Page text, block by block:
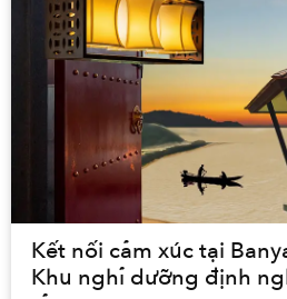
Kết nối cảm xúc tại
Khu nghỉ dưỡng định